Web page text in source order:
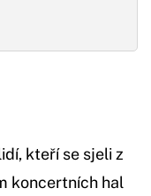
kteří se sjeli z
koncertních hal